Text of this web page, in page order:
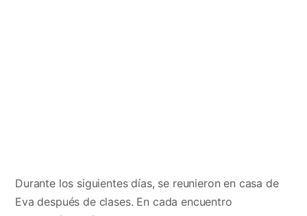
Durante los siguientes días, se reunieron en casa de
Eva después de clases. En cada encuentro